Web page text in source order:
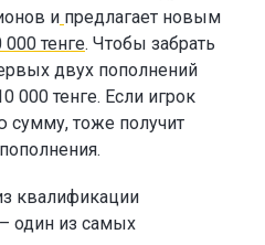
и предлагает новым
тенге. Чтобы забрать
двух пополнений
000 тенге. Если игрок
сумму, тоже получит
квалификации
один из самых